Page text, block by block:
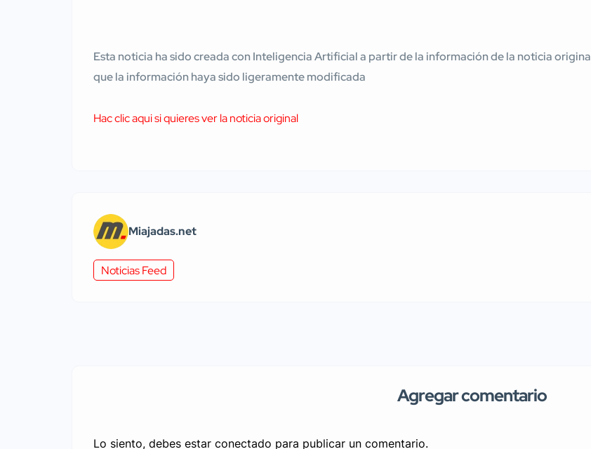
Esta noticia ha sido creada con Inteligencia Artificial a partir de la información de la noticia
que la información haya sido ligeramente modificada
Hac clic aqui si quieres ver la noticia original
Miajadas.net
Noticias Feed
Agregar comentario
Lo siento, debes estar conectado para publicar un comentario.